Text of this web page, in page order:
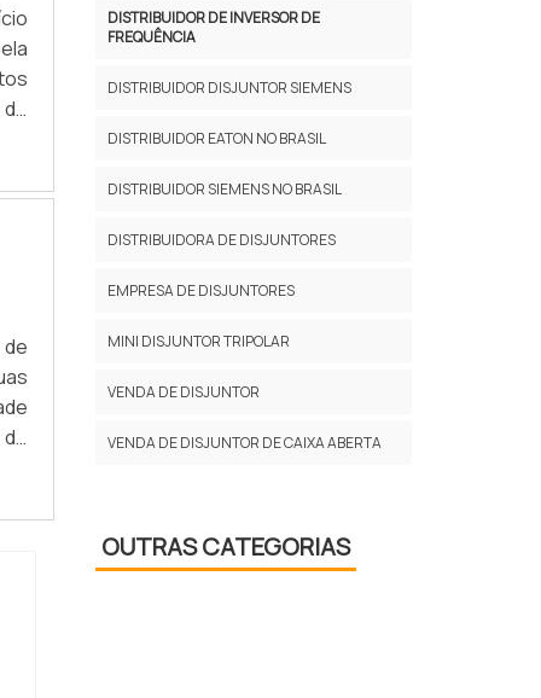
DISTRIBUIDOR DE INVERSOR DE
FREQUÊNCIA
DISTRIBUIDOR DISJUNTOR SIEMENS
DISTRIBUIDOR EATON NO BRASIL
DISTRIBUIDOR SIEMENS NO BRASIL
DISTRIBUIDORA DE DISJUNTORES
EMPRESA DE DISJUNTORES
MINI DISJUNTOR TRIPOLAR
VENDA DE DISJUNTOR
VENDA DE DISJUNTOR DE CAIXA ABERTA
OUTRAS CATEGORIAS